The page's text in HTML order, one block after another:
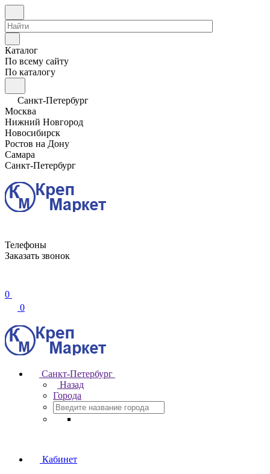
Каталог
По всему сайту
По каталогу
Санкт-Петербург
Москва
Нижний Новгород
Новосибирск
Ростов на Дону
Самара
Санкт-Петербург
Телефоны
Заказать звонок
0
0
Санкт-Петербург
Назад
Города
Кабинет